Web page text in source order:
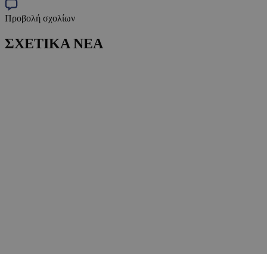
Προβολή σχολίων
ΣΧΕΤΙΚΑ ΝΕΑ